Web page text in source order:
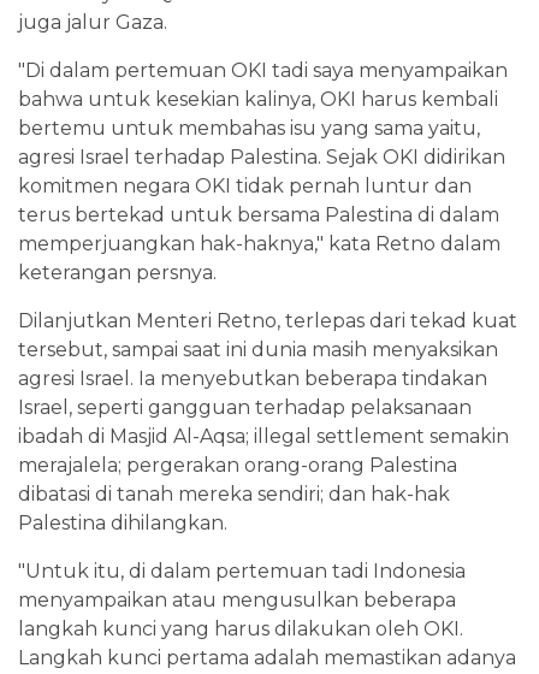
juga jalur Gaza.
"Di dalam pertemuan OKI tadi saya menyampaikan
bahwa untuk kesekian kalinya, OKI harus kembali
bertemu untuk membahas isu yang sama yaitu,
agresi Israel terhadap Palestina. Sejak OKI didirikan
komitmen negara OKI tidak pernah luntur dan
terus bertekad untuk bersama Palestina di dalam
memperjuangkan hak-haknya," kata Retno dalam
keterangan persnya.
Dilanjutkan Menteri Retno, terlepas dari tekad kuat
tersebut, sampai saat ini dunia masih menyaksikan
agresi Israel. Ia menyebutkan beberapa tindakan
Israel, seperti gangguan terhadap pelaksanaan
ibadah di Masjid Al-Aqsa; illegal settlement semakin
merajalela; pergerakan orang-orang Palestina
dibatasi di tanah mereka sendiri; dan hak-hak
Palestina dihilangkan.
"Untuk itu, di dalam pertemuan tadi Indonesia
menyampaikan atau mengusulkan beberapa
langkah kunci yang harus dilakukan oleh OKI.
Langkah kunci pertama adalah memastikan adanya